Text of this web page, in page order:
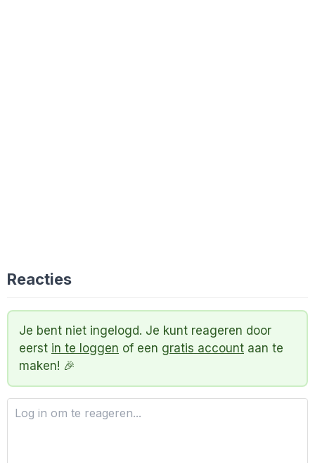
Reacties
Je bent niet ingelogd. Je kunt reageren door
eerst in te loggen of een gratis account aan te
maken! 🎉